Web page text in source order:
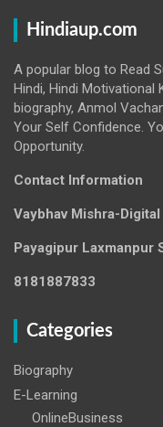
Hindiaup.com
A popular blog to Read
Hindi, Hindi Motivational
biography, Anmol
Your Self Confidence.
Opportunity.
Contact Information
Vaybhav Mishra-
Payagipur Laxmanpur
8181887833
Categories
Biography
E-Learning
OnlineBusiness